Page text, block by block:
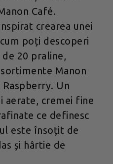
Café.
crearea unei
poți descoperi
20 praline,
Manon
Un
aerate, cremei fine
ce definesc
este însoțit de
și hârtie de